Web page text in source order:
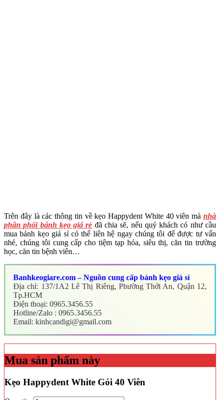
Trên đây là các thông tin về kẹo Happydent White 40 viên mà nhà
phân phối bánh kẹo giá rẻ đã chia sẽ, nếu quý khách có như cầu
mua bánh kẹo giá sỉ có thể liên hệ ngay chúng tôi để được tư vấn
nhé, chúng tôi cung cấp cho tiệm tạp hóa, siêu thị, căn tin trường
học, căn tin bệnh viên…
Banhkeogiare.com – Nguồn cung cấp bánh kẹo giá sỉ
Địa chỉ: 137/1A2 Lê Thị Riêng, Phường Thới An, Quận 12,
Tp.HCM
Điện thoại: 0965.3456.55
Hotline/Zalo : 0965.3456.55
Email: kinhcandigi@gmail.com
Mua sản phẩm này
Kẹo Happydent White Gói 40 Viên